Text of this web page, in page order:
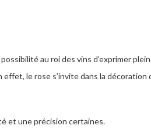
au roi des vins d’exprimer
le rose s’invite dans la
et une précision certaines.